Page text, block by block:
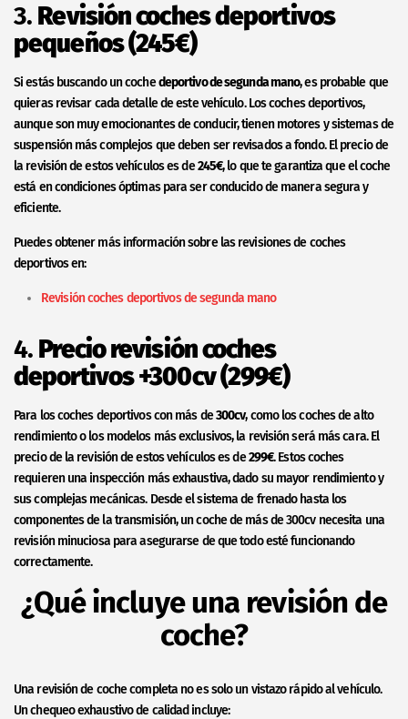
3. Revisión coches deportivos
pequeños (245€)
Si estás buscando un cochedeportivo de segunda mano, es probable que
quieras revisar cada detalle de este vehículo. Los coches deportivos,
aunque son muy emocionantes de conducir, tienen motores y sistemas de
suspensión más complejos que deben ser revisados a fondo. El precio de
la revisión de estos vehículos es de245€, lo que te garantiza que el coche
está en condiciones óptimas para ser conducido de manera segura y
eficiente.
Puedes obtener más información sobre las revisiones de coches
deportivos en:
Revisión coches deportivos de segunda mano
4. Precio revisión coches
deportivos +300cv (299€)
Para los coches deportivos con más de300cv, como los coches de alto
rendimiento o los modelos más exclusivos, la revisión será más cara. El
precio de la revisión de estos vehículos es de299€. Estos coches
requieren una inspección más exhaustiva, dado su mayor rendimiento y
sus complejas mecánicas. Desde el sistema de frenado hasta los
componentes de la transmisión, un coche de más de 300cv necesita una
revisión minuciosa para asegurarse de que todo esté funcionando
correctamente.
¿Qué incluye una revisión de
coche?
Una revisión de coche completa no es solo un vistazo rápido al vehículo.
Un chequeo exhaustivo de calidad incluye: